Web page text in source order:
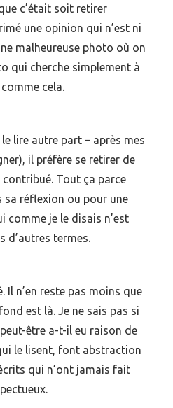
c’était soit retirer
une opinion qui n’est ni
malheureuse photo où on
qui cherche simplement à
cela.
lire autre part – après mes
il préfère se retirer de
Tout ça parce
sa réflexion ou pour une
comme je le disais n’est
d’autres termes.
Il n’en reste pas moins que
est là. Je ne sais pas si
être a-t-il eu raison de
le lisent, font abstraction
qui n’ont jamais fait